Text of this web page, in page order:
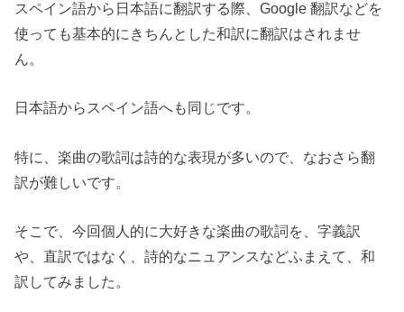
スペイン語から日本語に翻訳する際、Google 翻訳などを
使っても基本的にきちんとした和訳に翻訳はされませ
ん。
日本語からスペイン語へも同じです。
特に、楽曲の歌詞は詩的な表現が多いので、なおさら翻
訳が難しいです。
そこで、今回個人的に大好きな楽曲の歌詞を、字義訳
や、直訳ではなく、詩的なニュアンスなどふまえて、和
訳してみました。